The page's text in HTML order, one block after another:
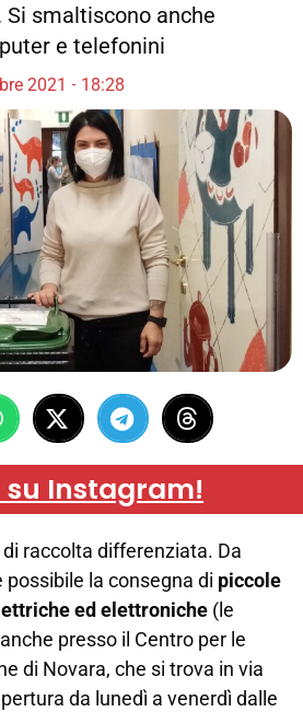
Si smaltiscono anche
e telefonini
2021 18:28
su Instagram!
raccolta differenziata. Da
la consegna di piccole
ed elettroniche (le
presso il Centro per le
di Novara, che si trova in via
da lunedì a venerdì dalle